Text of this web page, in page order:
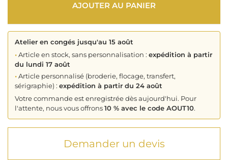
AJOUTER AU PANIER
Atelier en congés jusqu'au 15 août
•Article en stock, sans personnalisation : expédition à partir
du lundi 17 août
•Article personnalisé (broderie, flocage, transfert,
sérigraphie) : expédition à partir du 24 août
Votre commande est enregistrée dès aujourd'hui. Pour
l'attente, nous vous offrons10 % avec le code AOUT10.
Demander un devis